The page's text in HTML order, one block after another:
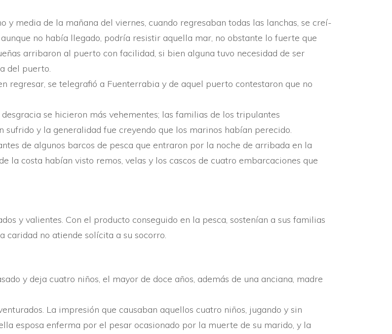
y media de la mañana del viernes, cuando regresaban todas las lanchas, se creí­
no habí­a llegado, podrí­a resistir aquella mar, no obstante lo fuerte que
arribaron al puerto con facilidad, si bien alguna tuvo necesidad de ser
del puerto.
regresar, se telegrafió a Fuenterrabia y de aquel puerto contestaron que no
se hicieron más vehementes; las familias de los tripulantes
y la generalidad fue creyendo que los marinos habí­an perecido.
de algunos barcos de pesca que entraron por la noche de arribada en la
la costa habí­an visto remos, velas y los cascos de cuatro embarcaciones que
y valientes. Con el producto conseguido en la pesca, sostení­an a sus familias
caridad no atiende solí­cita a su socorro.
y deja cuatro niños, el mayor de doce años, además de una anciana, madre
La impresión que causaban aquellos cuatro niños, jugando y sin
esposa enferma por el pesar ocasionado por la muerte de su marido, y la